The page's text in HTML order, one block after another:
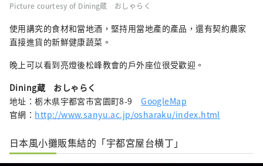
Picture courtesy of Dining蔵 おしゃらく
使用講究的食材和當地酒，堅持用當地產的產品，還有契約農家
直接進貨的新鮮健康蔬菜。
晚上可以看到亮燈後松峰教會的戶外座位很受歡迎。
Dining蔵 おしゃらく
地址：栃木県宇都宮市宮園町8-9GoogleMap
官網： http://www.sanyu.ac.jp/osharaku/index.html
日本風小攤販集結的「宇都宮屋台横丁」